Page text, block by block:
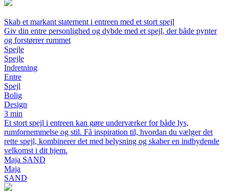
Skab et markant statement i entreen med et stort spejl
Giv din entre personlighed og dybde med et spejl, der både pynter
og forstørrer rummet
Spejle
Spejle
Indretning
Entre
Spejl
Bolig
Design
3 min
Et stort spejl i entreen kan gøre underværker for både lys,
rumfornemmelse og stil. Få inspiration til, hvordan du vælger det
rette spejl, kombinerer det med belysning og skaber en indbydende
velkomst i dit hjem.
Maja SAND
Maja
SAND